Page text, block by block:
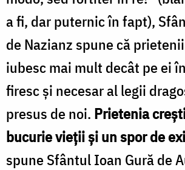
a fi, dar puternic în fapt),
de Nazianz spune că
iubesc mai mult decât pe ei
firesc și necesar al legii
presus de noi. Prietenia
bucurie vieții și un spor de
spune Sfântul Ioan Gură de